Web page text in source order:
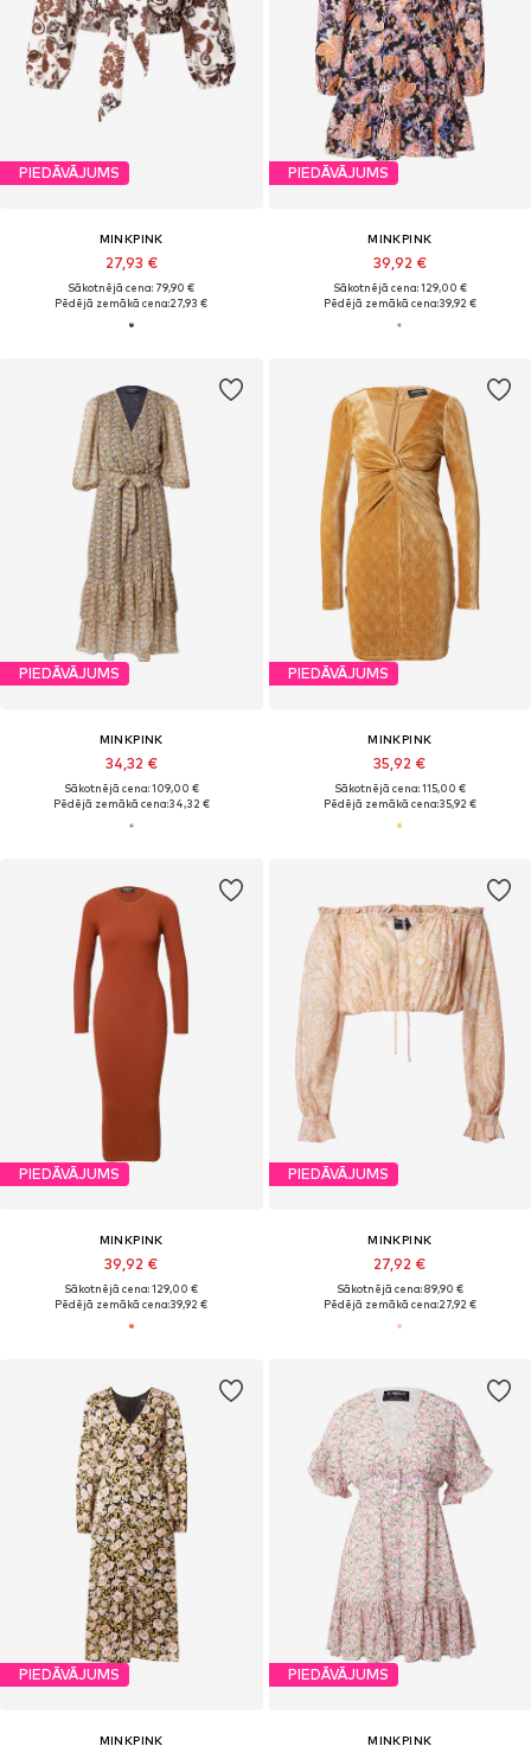
PIEDĀVĀJUMS
MINKPINK
27,93 €
Sākotnējā cena: 79,90 €
Pēdējā zemākā cena:27,93 €
PIEDĀVĀJUMS
MINKPINK
39,92 €
Sākotnējā cena: 129,00 €
Pēdējā zemākā cena:39,92 €
PIEDĀVĀJUMS
MINKPINK
34,32 €
Sākotnējā cena: 109,00 €
Pēdējā zemākā cena:34,32 €
PIEDĀVĀJUMS
MINKPINK
35,92 €
Sākotnējā cena: 115,00 €
Pēdējā zemākā cena:35,92 €
PIEDĀVĀJUMS
MINKPINK
39,92 €
Sākotnējā cena: 129,00 €
Pēdējā zemākā cena:39,92 €
PIEDĀVĀJUMS
MINKPINK
27,92 €
Sākotnējā cena: 89,90 €
Pēdējā zemākā cena:27,92 €
PIEDĀVĀJUMS
MINKPINK
PIEDĀVĀJUMS
MINKPINK